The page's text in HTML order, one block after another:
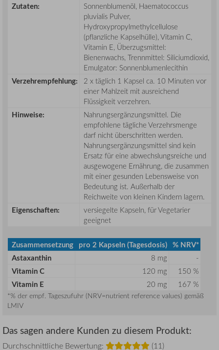
Zutaten:
Sonnenblumenöl, Haematococcus
pluvialis Pulver,
Hydroxypropylmethylcellulose
(pflanzliche Kapselhülle), Vitamin C,
Vitamin E, Überzugsmittel:
Bienenwachs, Trennmittel: Siliciumdioxid,
Emulgator: Sonnenblumenlecithin
Verzehrempfehlung:
2 x täglich 1 Kapsel ca. 10 Minuten vor
einer Mahlzeit mit ausreichend
Flüssigkeit verzehren.
Hinweise:
Nahrungsergänzungsmittel. Die
empfohlene tägliche Verzehrsmenge
darf nicht überschritten werden.
Nahrungsergänzungsmittel sind kein
Ersatz für eine abwechslungsreiche und
ausgewogene Ernährung, die zusammen
mit einer gesunden Lebensweise von
Bedeutung ist. Außerhalb der
Reichweite von kleinen Kindern lagern.
Eigenschaften:
versiegelte Kapseln, für Vegetarier
geeignet
Zusammensetzung pro 2 Kapseln (Tagesdosis) % NRV*
Astaxanthin
8 mg -
Vitamin C 120 mg 150 %
Vitamin E 20 mg 167 %
*% der empf. Tageszufuhr (NRV=nutrient reference values) gemäß
LMIV
Das sagen andere Kunden zu diesem Produkt:
Durchschnittliche Bewertung: (11)